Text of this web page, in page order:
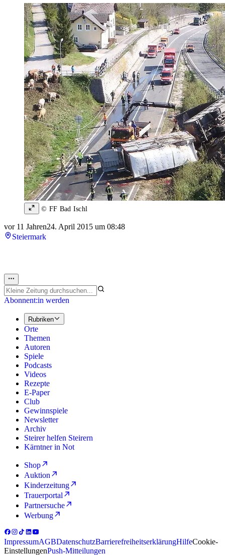
© FF Bad Ischl
vor 11 Jahren24. April 2015 um 08:48
Steiermark
Abonnent:in werden
Rubriken
Orte
Themen
Autoren
Spiele
Podcasts
Videos
Rezepte
E-Paper
Club
Gewinnspiele
Newsletter
Archiv
Steirer helfen Steirern
Kärntner in Not
Shop
Auktion
Kinderzeitung
Trauerportal
Partnersuche
Werbung
ImpressumAGBDatenschutzBarrierefreiheitserklärungHilfeCookie-
EinstellungenPush-Mitteilungen